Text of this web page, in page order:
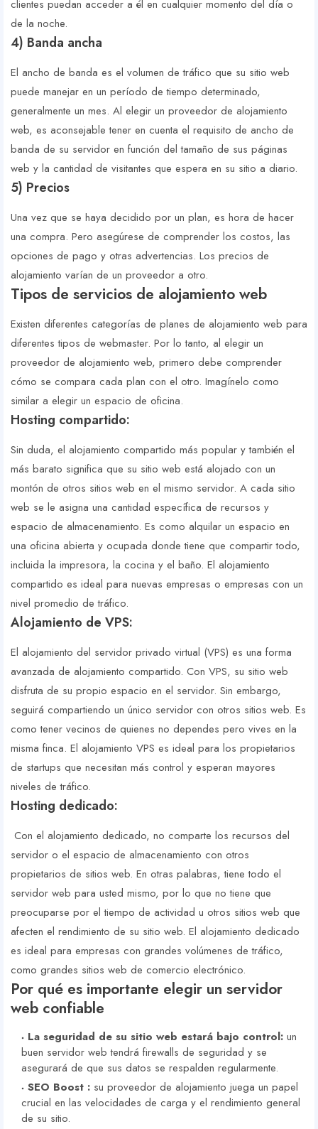
clientes puedan acceder a él en cualquier momento del día o
de la noche.
4) Banda ancha
El ancho de banda es el volumen de tráfico que su sitio web
puede manejar en un período de tiempo determinado,
generalmente un mes. Al elegir un proveedor de alojamiento
web, es aconsejable tener en cuenta el requisito de ancho de
banda de su servidor en función del tamaño de sus páginas
web y la cantidad de visitantes que espera en su sitio a diario.
5) Precios
Una vez que se haya decidido por un plan, es hora de hacer
una compra. Pero asegúrese de comprender los costos, las
opciones de pago y otras advertencias. Los precios de
alojamiento varían de un proveedor a otro.
Tipos de servicios de alojamiento web
Existen diferentes categorías de planes de alojamiento web para
diferentes tipos de webmaster. Por lo tanto, al elegir un
proveedor de alojamiento web, primero debe comprender
cómo se compara cada plan con el otro. Imagínelo como
similar a elegir un espacio de oficina.
Hosting compartido:
Sin duda, el alojamiento compartido más popular y también el
más barato significa que su sitio web está alojado con un
montón de otros sitios web en el mismo servidor. A cada sitio
web se le asigna una cantidad específica de recursos y
espacio de almacenamiento. Es como alquilar un espacio en
una oficina abierta y ocupada donde tiene que compartir todo,
incluida la impresora, la cocina y el baño. El alojamiento
compartido es ideal para nuevas empresas o empresas con un
nivel promedio de tráfico.
Alojamiento de VPS:
El alojamiento del servidor privado virtual (VPS) es una forma
avanzada de alojamiento compartido. Con VPS, su sitio web
disfruta de su propio espacio en el servidor. Sin embargo,
seguirá compartiendo un único servidor con otros sitios web. Es
como tener vecinos de quienes no dependes pero vives en la
misma finca. El alojamiento VPS es ideal para los propietarios
de startups que necesitan más control y esperan mayores
niveles de tráfico.
Hosting dedicado:
Con el alojamiento dedicado, no comparte los recursos del
servidor o el espacio de almacenamiento con otros
propietarios de sitios web. En otras palabras, tiene todo el
servidor web para usted mismo, por lo que no tiene que
preocuparse por el tiempo de actividad u otros sitios web que
afecten el rendimiento de su sitio web. El alojamiento dedicado
es ideal para empresas con grandes volúmenes de tráfico,
como grandes sitios web de comercio electrónico.
Por qué es importante elegir un servidor
web confiable
La seguridad de su sitio web estará bajo control: un
buen servidor web tendrá firewalls de seguridad y se
asegurará de que sus datos se respalden regularmente.
SEO Boost : su proveedor de alojamiento juega un papel
crucial en las velocidades de carga y el rendimiento general
de su sitio.